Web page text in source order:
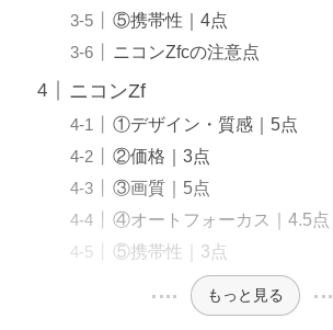
⑤携帯性｜4点
ニコンZfcの注意点
ニコンZf
①デザイン・質感｜5点
②価格｜3点
③画質｜5点
④オートフォーカス｜4.5点
⑤携帯性｜3点
もっと見る